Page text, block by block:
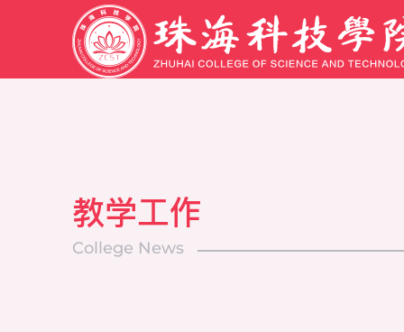
教学工作
College News